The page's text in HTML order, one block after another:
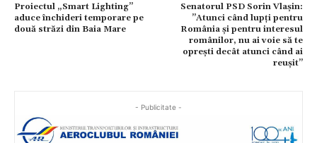
Proiectul „Smart Lighting”
aduce închideri temporare pe
două străzi din Baia Mare
Senatorul PSD Sorin Vlașin:
”Atunci când lupți pentru
România și pentru interesul
românilor, nu ai voie să te
oprești decât atunci când ai
reușit”
- Publicitate -